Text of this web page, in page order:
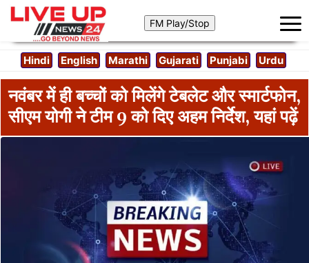
Hindi English Marathi Gujarati Punjabi Urdu
नवंबर में ही बच्चों को मिलेंगे टेबलेट और स्मार्टफोन,
सीएम योगी ने टीम 9 को दिए अहम निर्देश, यहां पढ़ें